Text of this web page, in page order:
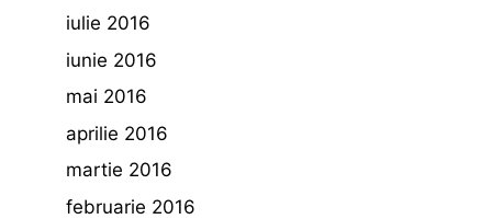
iulie 2016
iunie 2016
mai 2016
aprilie 2016
martie 2016
februarie 2016